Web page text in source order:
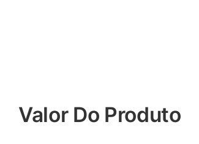
Valor Do Produto